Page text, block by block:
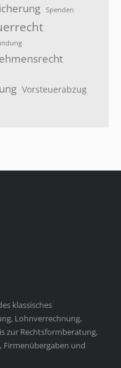
Spenden
Vorsteuerabzug
klassisches
Lohnverrechnung,
zur Rechtsformberatung,
und